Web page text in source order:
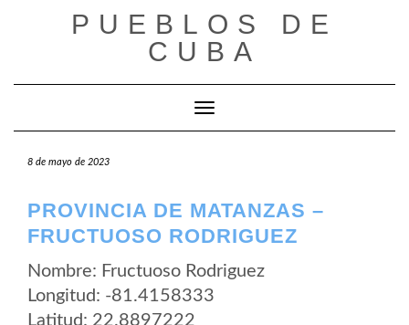
PUEBLOS DE
CUBA
Cambiar modo de navegación
8 de mayo de 2023
PROVINCIA DE MATANZAS –
FRUCTUOSO RODRIGUEZ
Nombre: Fructuoso Rodriguez
Longitud: -81.4158333
Latitud: 22.8897222